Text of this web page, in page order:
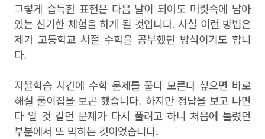
그렇게 습득한 표현은 다음 날이 되어도 머릿속에 남아
있는 신기한 체험을 하게 될 것입니다. 사실 이런 방법은
제가 고등학교 시절 수학을 공부했던 방식이기도 합니
다.
자율학습 시간에 수학 문제를 풀다 모른다 싶으면 바로
해설 풀이집을 보곤 했습니다. 하지만 정답을 보고 나면
다 알 것 같던 문제가 다시 풀려고 하니 처음에 틀렸던
부분에서 또 막히는 것이었습니다.